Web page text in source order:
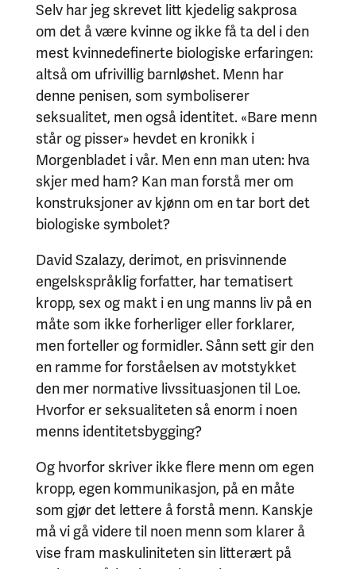
Selv har jeg skrevet litt kjedelig sakprosa
om det å være kvinne og ikke få ta del i den
mest kvinnedefinerte biologiske erfaringen:
altså om ufrivillig barnløshet. Menn har
denne penisen, som symboliserer
seksualitet, men også identitet. «Bare menn
står og pisser» hevdet en kronikk i
Morgenbladet i vår. Men enn man uten: hva
skjer med ham? Kan man forstå mer om
konstruksjoner av kjønn om en tar bort det
biologiske symbolet?
David Szalazy, derimot, en prisvinnende
engelskspråklig forfatter, har tematisert
kropp, sex og makt i en ung manns liv på en
måte som ikke forherliger eller forklarer,
men forteller og formidler. Sånn sett gir den
en ramme for forståelsen av motstykket
den mer normative livssituasjonen til Loe.
Hvorfor er seksualiteten så enorm i noen
menns identitetsbygging?
Og hvorfor skriver ikke flere menn om egen
kropp, egen kommunikasjon, på en måte
som gjør det lettere å forstå menn. Kanskje
må vi gå videre til noen menn som klarer å
vise fram maskuliniteten sin litterært på